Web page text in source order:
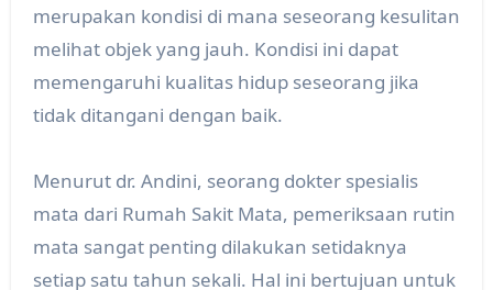
merupakan kondisi di mana seseorang kesulitan
melihat objek yang jauh. Kondisi ini dapat
memengaruhi kualitas hidup seseorang jika
tidak ditangani dengan baik.
Menurut dr. Andini, seorang dokter spesialis
mata dari Rumah Sakit Mata, pemeriksaan rutin
mata sangat penting dilakukan setidaknya
setiap satu tahun sekali. Hal ini bertujuan untuk